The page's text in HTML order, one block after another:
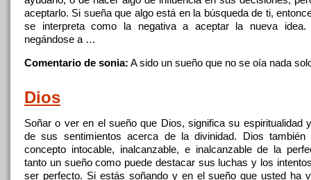
aceptarlo. Si sueña que algo está enla búsqueda de ti,
se interpreta como la negativa a aceptar la nueva idea.
negándose a …
Comentario de sonia: A sido un sueño que no se oía nada
Dios
Soñar o veren el sueño que Dios, significa su espiritualidad
de sus sentimientos acerca de la divinidad. Dios
concepto intocable, inalcanzable, e inalcanzable de la
tanto unsueño como puede destacar sus luchas y los
ser perfecto. Si estás soñando y enel sueño que usted ha